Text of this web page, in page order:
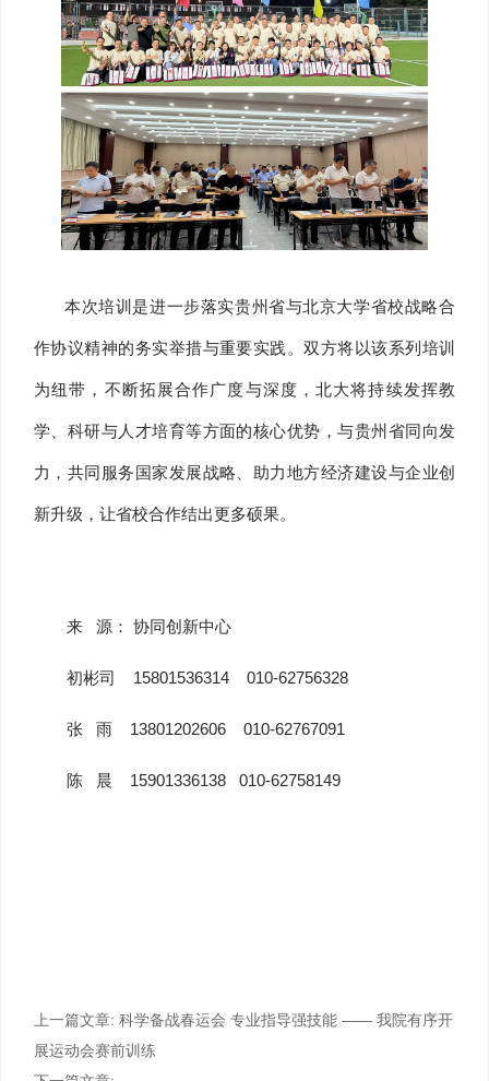
本次培训是进一步落实贵州省与北京大学省校战略合
作协议精神的务实举措与重要实践。双方将以该系列培训
为纽带，不断拓展合作广度与深度，北大将持续发挥教
学、科研与人才培育等方面的核心优势，与贵州省同向发
力，共同服务国家发展战略、助力地方经济建设与企业创
新升级，让省校合作结出更多硕果。
来 源： 协同创新中心
初彬司 15801536314 010-62756328
张 雨 13801202606 010-62767091
陈 晨 15901336138 010-62758149
上一篇文章: 科学备战春运会 专业指导强技能 —— 我院有序开
展运动会赛前训练